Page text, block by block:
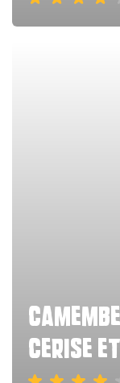
cerise